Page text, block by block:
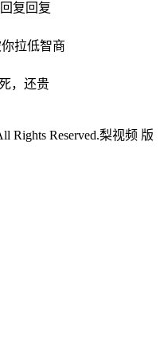
复回复
拉低智商
，还贵
Rights Reserved.梨视频 版